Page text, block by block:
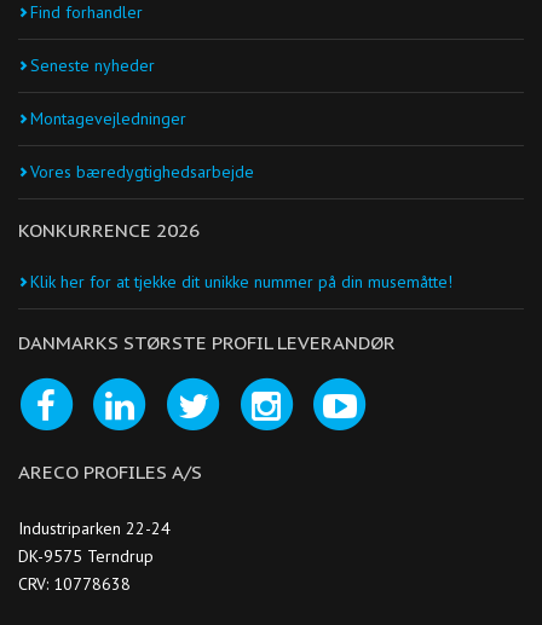
Find forhandler
Seneste nyheder
Montagevejledninger
Vores bæredygtighedsarbejde
KONKURRENCE 2026
Klik her for at tjekke dit unikke nummer på din musemåtte!
DANMARKS STØRSTE PROFIL LEVERANDØR
ARECO PROFILES A/S
Industriparken 22-24
DK-9575 Terndrup
CRV: 10778638